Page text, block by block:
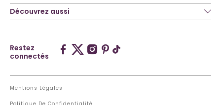
Découvrez aussi
Restez
connectés
Mentions Légales